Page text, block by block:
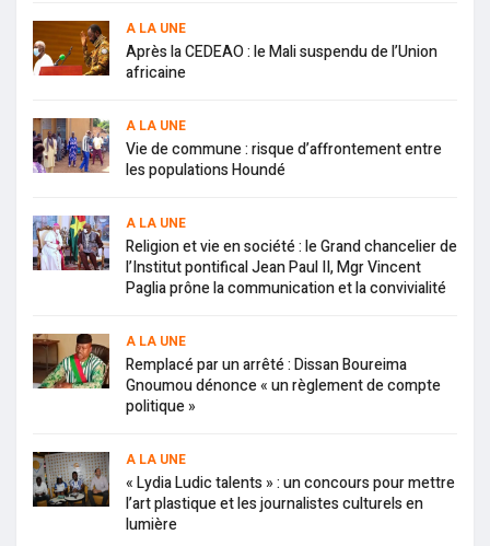
A LA UNE
Après la CEDEAO : le Mali suspendu de l’Union
africaine
A LA UNE
Vie de commune : risque d’affrontement entre
les populations Houndé
A LA UNE
Religion et vie en société : le Grand chancelier de
l’Institut pontifical Jean Paul II, Mgr Vincent
Paglia prône la communication et la convivialité
A LA UNE
Remplacé par un arrêté : Dissan Boureima
Gnoumou dénonce « un règlement de compte
politique »
A LA UNE
« Lydia Ludic talents » : un concours pour mettre
l’art plastique et les journalistes culturels en
lumière